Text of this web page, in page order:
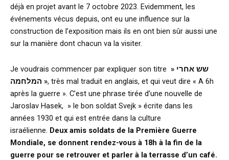
déjà en projet avant le 7 octobre 2023. Evidemment, les
événements vécus depuis, ont eu une influence sur la
construction de l’exposition mais ils en ont bien sûr aussi une
sur la manière dont chacun va la visiter.
Je voudrais commencer par expliquer son titre » שש אחרי
המלחמה », très mal traduit en anglais, et qui veut dire « A 6h
après la guerre ». C’est une phrase tirée d’une nouvelle de
Jaroslav Hasek, » le bon soldat Svejk » écrite dans les
années 1930 et qui est entrée dans la culture
israélienne. Deux amis soldats de la Première Guerre
Mondiale, se donnent rendez-vous à 18h à la fin de la
guerre pour se retrouver et parler à la terrasse d’un café.